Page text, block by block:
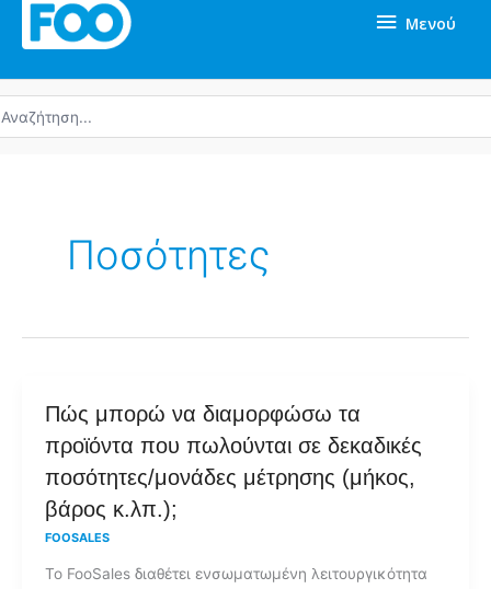
Μενού
Ποσότητες
Πώς μπορώ να διαμορφώσω τα
προϊόντα που πωλούνται σε δεκαδικές
ποσότητες/μονάδες μέτρησης (μήκος,
βάρος κ.λπ.);
FOOSALES
Το FooSales διαθέτει ενσωματωμένη λειτουργικότητα
Πώς
μπορώ
διαμορφώσω
τα
προϊόντα
που